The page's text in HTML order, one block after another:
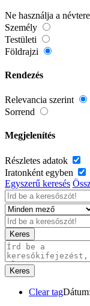
Ne használja a
Személy
Testületi
Földrajzi
Rendezés
Relevancia szerint
Sorrend
Megjelenítés
Részletes adatok
Iratonként egyben
Egyszerű keresés
Keres
Keres
Clear tag